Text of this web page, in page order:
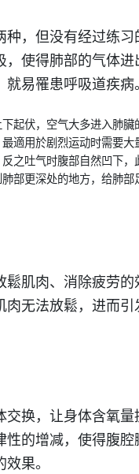
种，但没有经过练
，使得肺部的气体
易罹患呼吸道疾病
起伏，空气大多进入肺
適用於剧烈运动时需要大
之吐气时腹部自然凹下
部更深处的地方，给肺部
鬆肌肉、消除疲劳
肉无法放鬆，进而
交换，让身体含氧
的增减，使得腹
果。